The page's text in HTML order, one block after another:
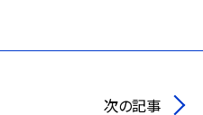
次の記事